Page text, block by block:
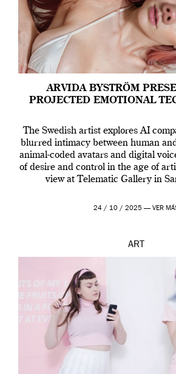
ARVIDA BYSTRÖM
PROJECTED EMOTIONAL
The Swedish artist explores AI
blurred intimacy between human
animal-coded avatars and digital
of desire and control in the age of
view at Telematic Gallery in
24 / 10 / 2025 — VER
ART